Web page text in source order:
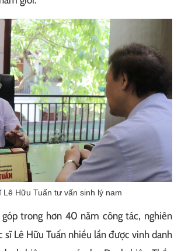
Lê Hữu Tuấn tư vấn sinh lý nam
trong hơn 40 năm công tác, nghiên
sĩ Lê Hữu Tuấn nhiều lần được vinh danh